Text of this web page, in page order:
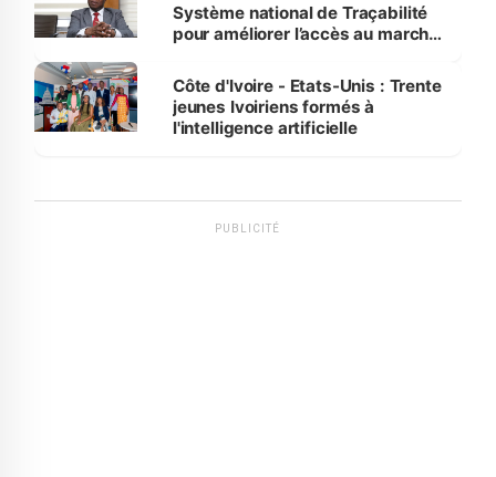
Système national de Traçabilité
pour améliorer l’accès au marché
Côte d'Ivoire - Etats-Unis : Trente
jeunes Ivoiriens formés à
l'intelligence artificielle
PUBLICITÉ